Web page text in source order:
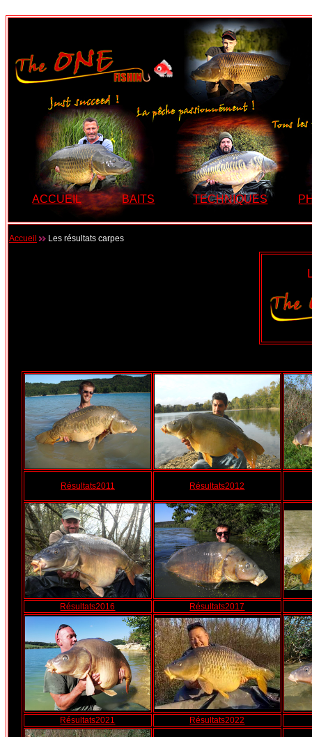
ACCUEIL BAITS TECHNIQUES
Accueil Les résultats carpes
Résultats2011 Résultats2012
Résultats2016 Résultats2017
Résultats2021 Résultats2022